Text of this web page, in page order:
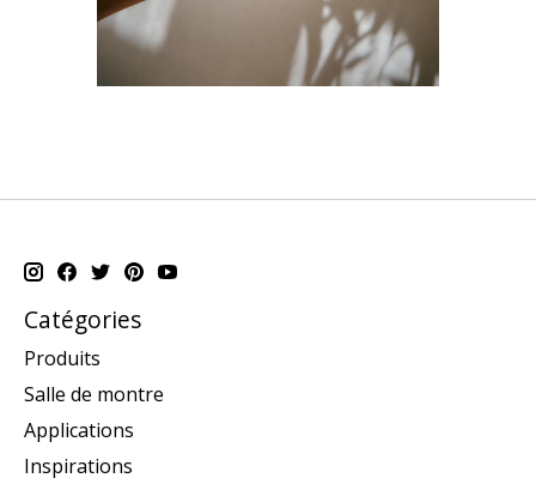
Catégories
Produits
Salle de montre
Applications
Inspirations